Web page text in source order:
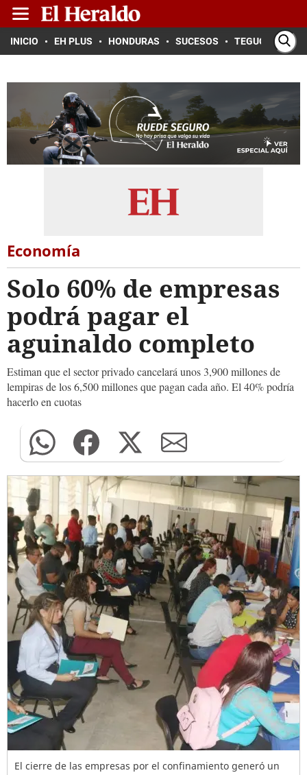
INICIO EH PLUS HONDURAS SUCESOS TEGUCIGALPA
Economía
Solo 60% de empresas
podrá pagar el
aguinaldo completo
Estiman que el sector privado cancelará unos 3,900 millones de
lempiras de los 6,500 millones que pagan cada año. El 40% podría
hacerlo en cuotas
El cierre de las empresas por el confinamiento generó un